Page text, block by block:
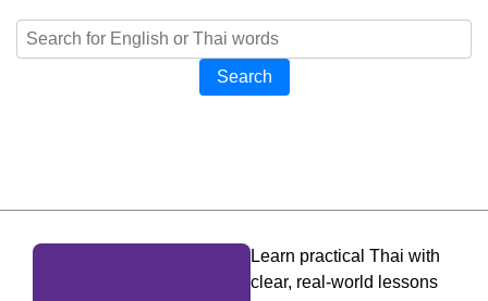
Search
Learn practical Thai with
clear, real-world lessons